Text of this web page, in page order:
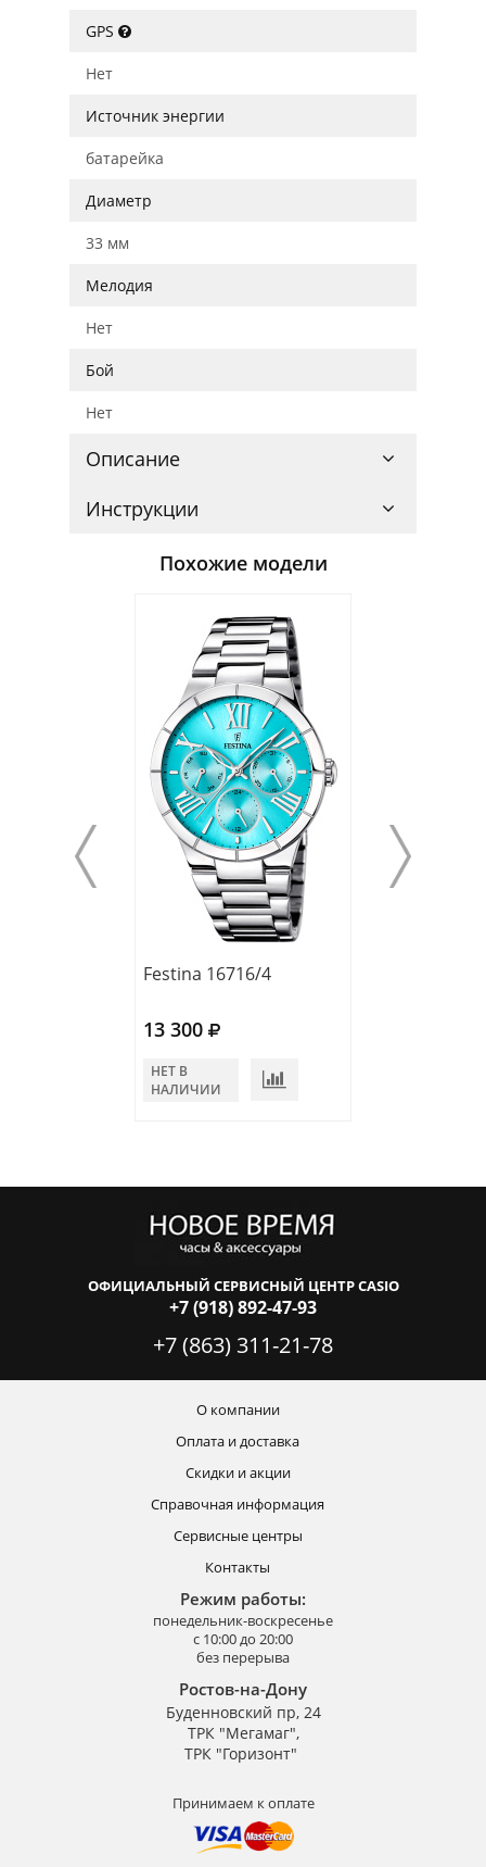
GPS
Нет
Источник энергии
батарейка
Диаметр
33 мм
Мелодия
Нет
Бой
Нет
Описание
Инструкции
Похожие модели
Festina 16716/4
13 300
НЕТ В
НАЛИЧИИ
ОФИЦИАЛЬНЫЙ СЕРВИСНЫЙ ЦЕНТР CASIO
+7 (918) 892-47-93
+7 (863) 311-21-78
О компании
Оплата и доставка
Скидки и акции
Справочная информация
Сервисные центры
Контакты
Режим работы:
понедельник-воскресенье
с 10:00 до 20:00
без перерыва
Ростов-на-Дону
Буденновский пр, 24
ТРК "Мегамаг",
ТРК "Горизонт"
Принимаем к оплате